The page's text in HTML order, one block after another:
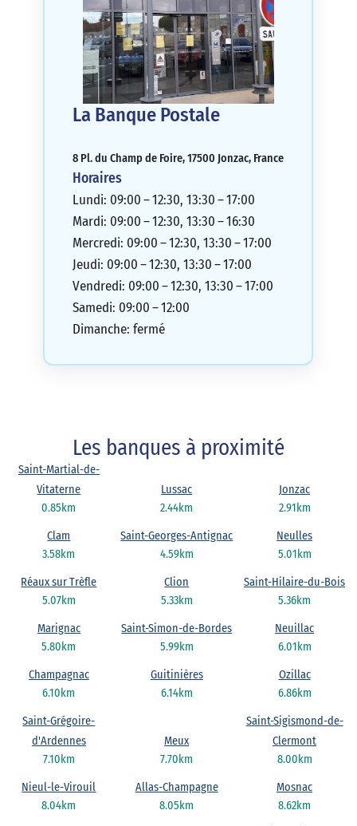
La Banque Postale
8 Pl. du Champ de Foire, 17500 Jonzac, France
Horaires
Lundi: 09:00 – 12:30, 13:30 – 17:00
Mardi: 09:00 – 12:30, 13:30 – 16:30
Mercredi: 09:00 – 12:30, 13:30 – 17:00
Jeudi: 09:00 – 12:30, 13:30 – 17:00
Vendredi: 09:00 – 12:30, 13:30 – 17:00
Samedi: 09:00 – 12:00
Dimanche: fermé
Les banques à proximité
0.85km
Saint-Martial-de-
Vitaterne
2.44km
Lussac
2.91km
Jonzac
3.58km
Clam
4.59km
Saint-Georges-Antignac
5.01km
Neulles
5.07km
Réaux sur Trèfle
5.33km
Clion
5.36km
Saint-Hilaire-du-Bois
5.80km
Marignac
5.99km
Saint-Simon-de-Bordes
6.01km
Neuillac
6.10km
Champagnac
6.14km
Guitinières
6.86km
Ozillac
7.10km
Saint-Grégoire-
d'Ardennes
7.70km
Meux
8.00km
Saint-Sigismond-de-
Clermont
8.04km
Nieul-le-Virouil
8.05km
Allas-Champagne
8.62km
Mosnac